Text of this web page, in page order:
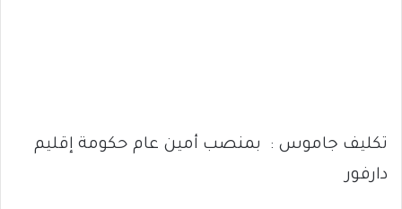
تكليف جاموس : بمنصب أمين عام حكومة إقليم
دارفور